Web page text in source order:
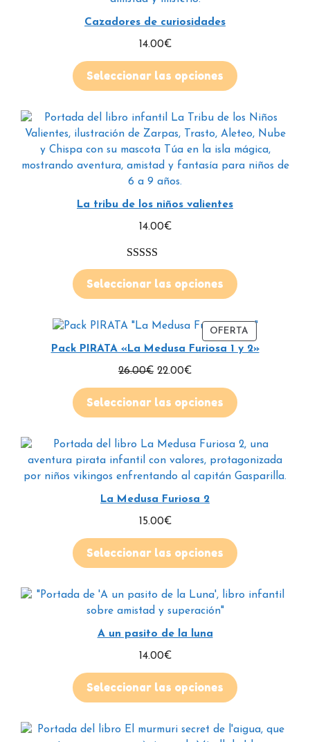
Cazadores de curiosidades
14.00€
Seleccionar las opciones
La tribu de los niños valientes
14.00€
5.00de 5
Seleccionar las opciones
OFERTA
Pack PIRATA «La Medusa Furiosa 1 y 2»
26.00€ 22.00€
Seleccionar las opciones
La Medusa Furiosa 2
15.00€
Seleccionar las opciones
A un pasito de la luna
14.00€
Seleccionar las opciones